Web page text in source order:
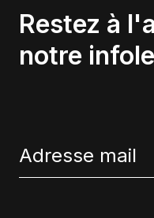
Restez à
notre